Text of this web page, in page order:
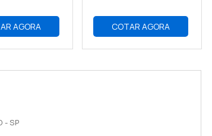
AGORA COTAR AGORA
- SP